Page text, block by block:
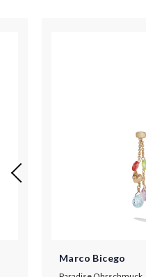
Marco Bicego